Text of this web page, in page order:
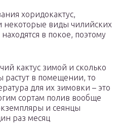
хоридокактус,
некоторые виды чилийских
в покое, поэтому
кактус зимой и сколько
растут в помещении, то
для их зимовки – это
сортам полив вообще
и сеянцы
раз месяц